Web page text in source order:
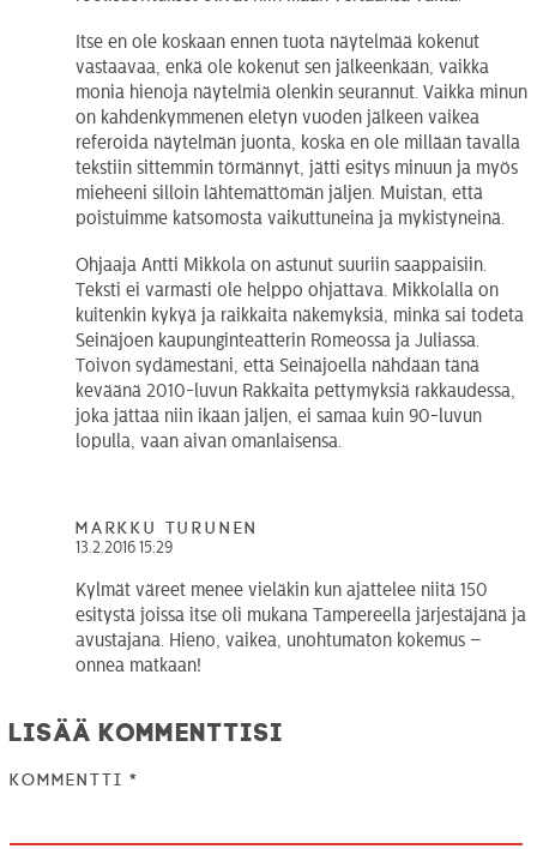
Itse en ole koskaan ennen tuota näytelmää kokenut
vastaavaa, enkä ole kokenut sen jälkeenkään, vaikka
monia hienoja näytelmiä olenkin seurannut. Vaikka minun
on kahdenkymmenen eletyn vuoden jälkeen vaikea
referoida näytelmän juonta, koska en ole millään tavalla
tekstiin sittemmin törmännyt, jätti esitys minuun ja myös
mieheeni silloin lähtemättömän jäljen. Muistan, että
poistuimme katsomosta vaikuttuneina ja mykistyneinä.
Ohjaaja Antti Mikkola on astunut suuriin saappaisiin.
Teksti ei varmasti ole helppo ohjattava. Mikkolalla on
kuitenkin kykyä ja raikkaita näkemyksiä, minkä sai todeta
Seinäjoen kaupunginteatterin Romeossa ja Juliassa.
Toivon sydämestäni, että Seinäjoella nähdään tänä
keväänä 2010-luvun Rakkaita pettymyksiä rakkaudessa,
joka jättää niin ikään jäljen, ei samaa kuin 90-luvun
lopulla, vaan aivan omanlaisensa.
Markku Turunen
13.2.2016 15:29
Kylmät väreet menee vieläkin kun ajattelee niitä 150
esitystä joissa itse oli mukana Tampereella järjestäjänä ja
avustajana. Hieno, vaikea, unohtumaton kokemus –
onnea matkaan!
Lisää kommenttisi
Kommentti *